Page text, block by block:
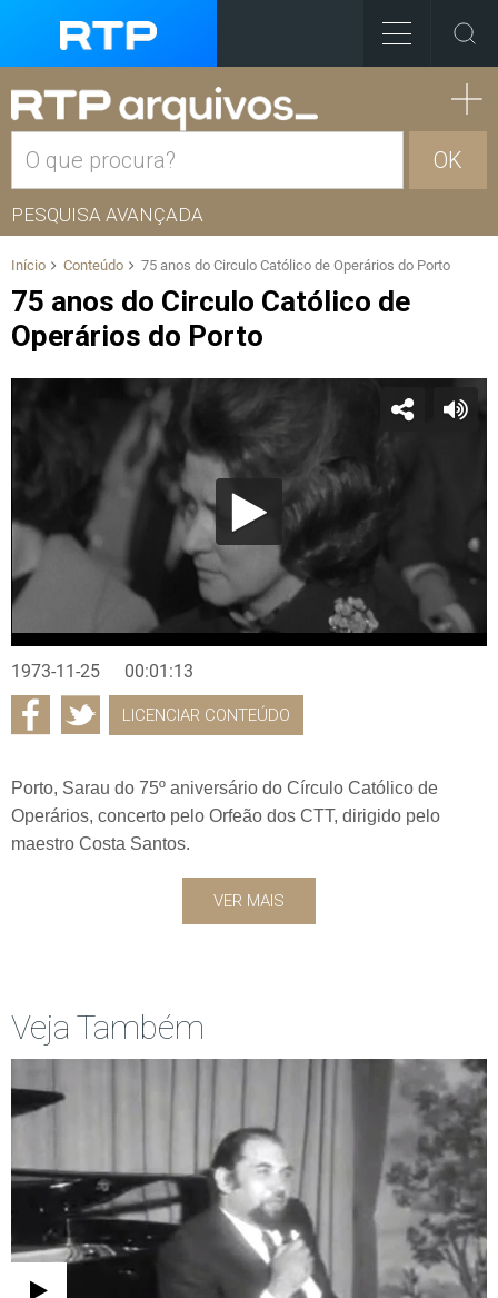
OK
PESQUISA AVANÇADA
Início Conteúdo 75 anos do Circulo Católico de Operários do Porto
75 anos do Circulo Católico de
Operários do Porto
1973-11-25 00:01:13
LICENCIAR CONTEÚDO
Porto, Sarau do 75º aniversário do Círculo Católico de
Operários, concerto pelo Orfeão dos CTT, dirigido pelo
maestro Costa Santos.
VER MAIS
Veja Também